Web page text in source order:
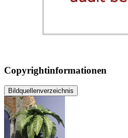
Copyrightinformationen
Bildquellenverzeichnis